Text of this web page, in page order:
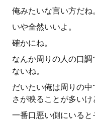
俺みたいな言い方だね
いや全然いいよ。
確かにね。
なんか周りの人の口
ないね。
だいたい俺は周りの
さが映ることが多いけ
一番口悪い側にいると